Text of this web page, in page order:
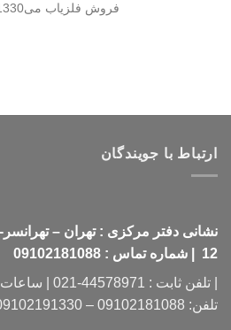
فروش فلزیاب می09102191330
ارتباط با جویندگان
نشانی دفتر مرکزی : تهران –
12 | شماره تماس : 09102181088
| تلفن ثابت : 44578971-021 | ساعات تماس همه روزه 9 الی 18
تلفن: 09102181088 – 09102191330